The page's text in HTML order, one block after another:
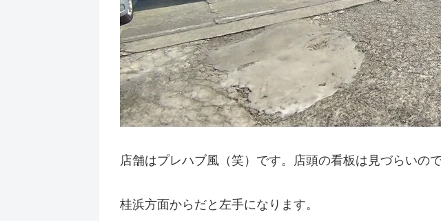
店舗はプレハブ風（笑）です。店頭の看板は見づらいの
桂浜方面からだと左手になります。